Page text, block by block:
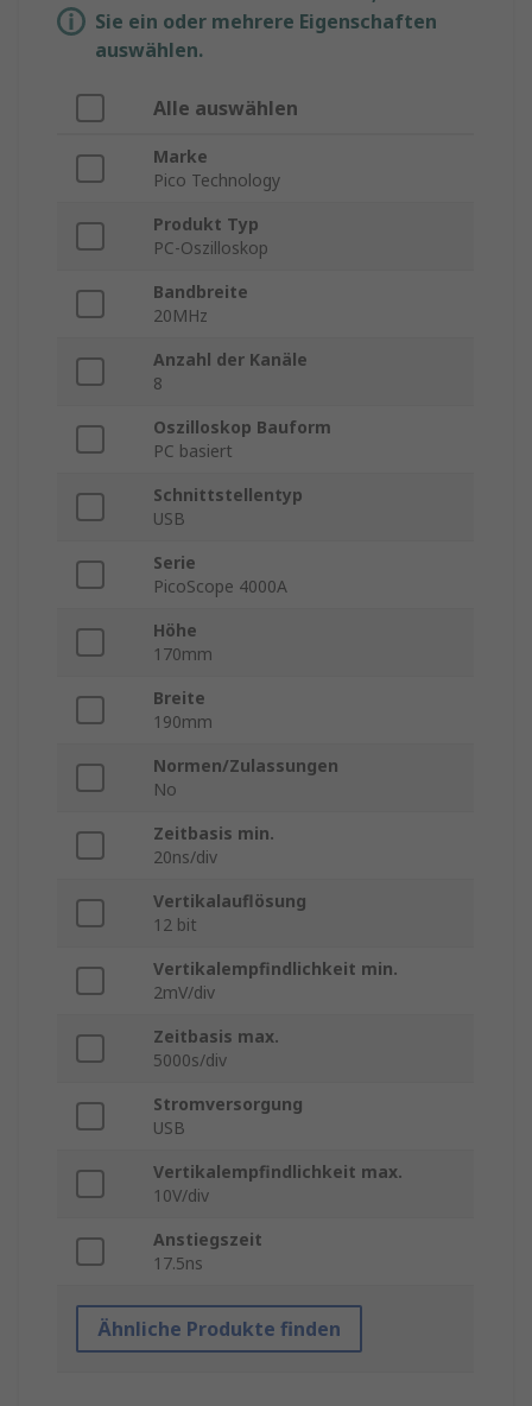
Sie ein oder mehrere Eigenschaften
auswählen.
Alle auswählen
Marke
Pico Technology
Produkt Typ
PC-Oszilloskop
Bandbreite
20MHz
Anzahl der Kanäle
8
Oszilloskop Bauform
PC basiert
Schnittstellentyp
USB
Serie
PicoScope 4000A
Höhe
170mm
Breite
190mm
Normen/Zulassungen
No
Zeitbasis min.
20ns/div
Vertikalauflösung
12 bit
Vertikalempfindlichkeit min.
2mV/div
Zeitbasis max.
5000s/div
Stromversorgung
USB
Vertikalempfindlichkeit max.
10V/div
Anstiegszeit
17.5ns
Ähnliche Produkte finden